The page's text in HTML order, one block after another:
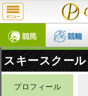
スキースクール
プロフィール